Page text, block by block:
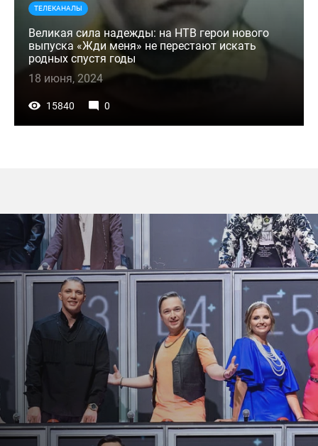
ТЕЛЕКАНАЛЫ
Великая сила надежды: на НТВ герои нового
выпуска «Жди меня» не перестают искать
родных спустя годы
18 июня, 2024
15840 0